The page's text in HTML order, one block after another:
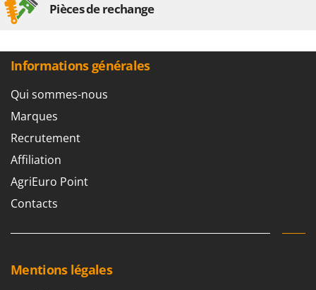
Pièces de rechange
Informations générales
Qui sommes-nous
Marques
Recrutement
Affiliation
AgriEuro Point
Contacts
Mentions légales